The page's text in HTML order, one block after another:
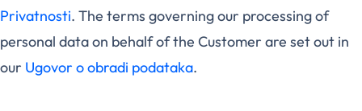
Privatnosti. The terms governing our processing of
personal data on behalf of the Customer are set out in
our Ugovor o obradi podataka.